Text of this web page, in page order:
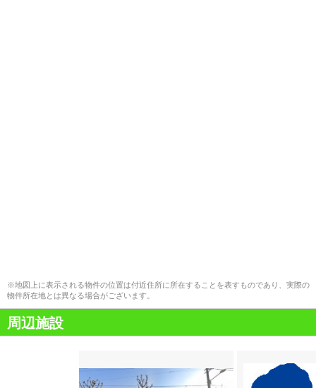
※地図上に表示される物件の位置は付近住所に所在することを表すものであり、実際の
物件所在地とは異なる場合がございます。
周辺施設